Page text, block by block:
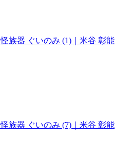
怪族器 ぐいのみ (1)｜米谷 彰能
怪族器 ぐいのみ (7)｜米谷 彰能